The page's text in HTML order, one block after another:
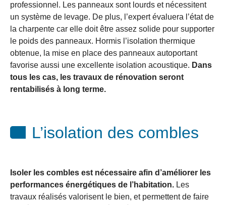
professionnel. Les panneaux sont lourds et nécessitent
un système de levage. De plus, l’expert évaluera l’état de
la charpente car elle doit être assez solide pour supporter
le poids des panneaux. Hormis l’isolation thermique
obtenue, la mise en place des panneaux autoportant
favorise aussi une excellente isolation acoustique. Dans
tous les cas, les travaux de rénovation seront
rentabilisés à long terme.
L’isolation des combles
Isoler les combles est nécessaire afin d’améliorer les
performances énergétiques de l’habitation. Les
travaux réalisés valorisent le bien, et permettent de faire